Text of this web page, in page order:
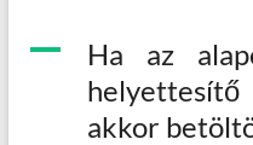
A
Ha az
akkor